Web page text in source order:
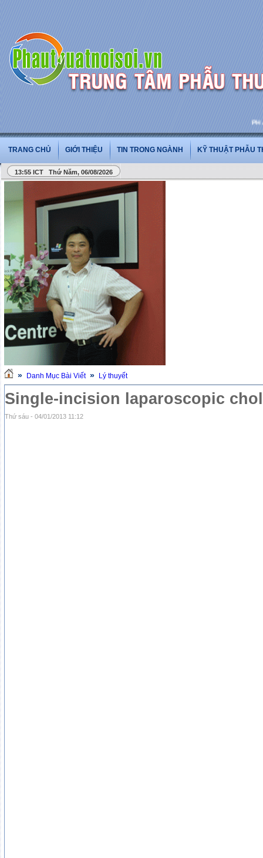
TRANG CHỦ GIỚI THIỆU TIN TRONG NGÀNH KỸ THUẬT PHẪU
13:55 ICT Thứ Năm, 06/08/2026
» Danh Mục Bài Viết » Lý thuyết
Single-incision laparoscopic
Thứ sáu - 04/01/2013 11:12